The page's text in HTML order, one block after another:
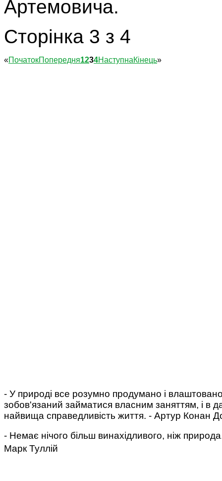
Артемовича.
Сторінка 3 з 4
«ПочатокПопередня1234НаступнаКінець»
- У природі все розумно продумано і
зобов'язаний займатися власним заняттям, і в
найвища справедливість життя. - Артур Конан
- Немає нічого більш винахідливого, ніж
Марк Туллій